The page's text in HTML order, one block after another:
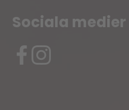
Sociala medier